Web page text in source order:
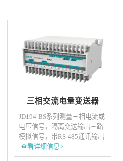
三相交流电量变送器
JD194-BS系列测量三相电流或
电压信号，隔离变送输出三路
模拟信号，带RS-485通讯输出
查看详细信息>